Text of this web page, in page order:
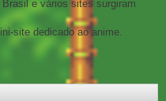
e vários sites surgiram
site dedicado ao anime.